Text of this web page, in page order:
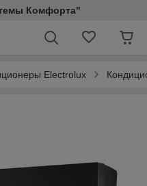
Комфорта"
Electrolux